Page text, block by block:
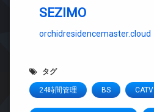
SEZIMO
orchidresidencemaster.cloud
タグ
24時間管理 BS CATV